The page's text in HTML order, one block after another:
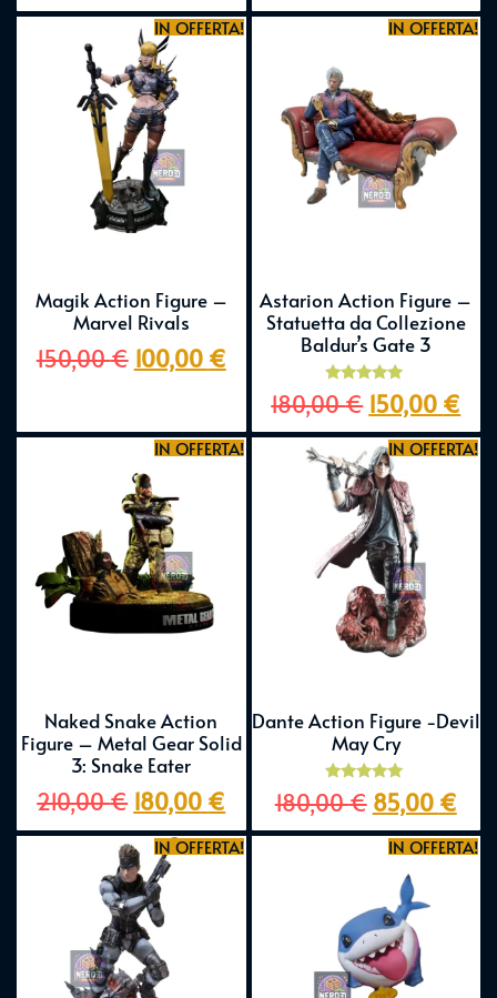
IN OFFERTA!
Magik Action Figure –
Marvel Rivals
150,00€ 100,00 €
IN OFFERTA!
Astarion Action Figure –
Statuetta da Collezione
Baldur’s Gate 3
Valutato
5.00
180,00€ 150,00 €
IN OFFERTA!
Naked Snake Action
Figure – Metal Gear Solid
3: Snake Eater
210,00€ 180,00 €
IN OFFERTA!
Dante Action Figure -Devil
May Cry
Valutato
5.00
180,00€ 85,00 €
IN OFFERTA! IN OFFERTA!